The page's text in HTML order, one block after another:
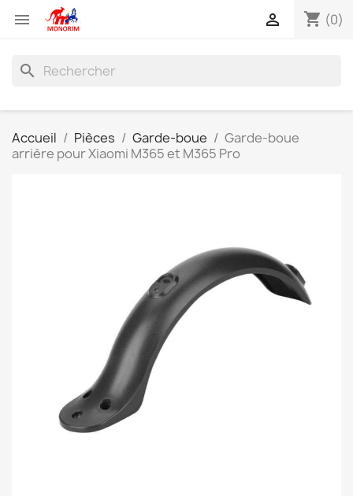
 shopping_cart (0)

search
Accueil Pièces Garde-boue
Garde-boue
arrière pour Xiaomi M365 et M365 Pro